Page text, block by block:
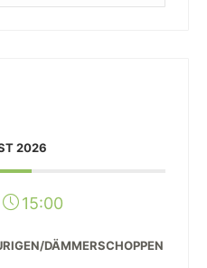
2026
15:00
DÄMMERSCHOPPEN